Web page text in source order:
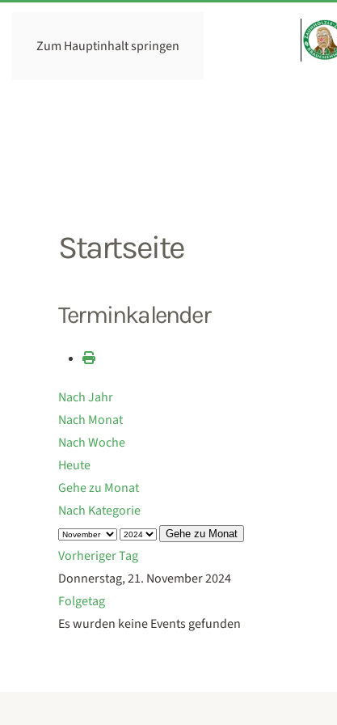
Zum Hauptinhalt springen
Startseite
Terminkalender
Nach Jahr
Nach Monat
Nach Woche
Heute
Gehe zu Monat
Nach Kategorie
Gehe zu Monat
Vorheriger Tag
Donnerstag, 21. November 2024
Folgetag
Es wurden keine Events gefunden